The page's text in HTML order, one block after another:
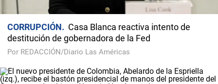
CORRUPCIÓN
Casa Blanca reactiva intento de
destitución de gobernadora de la Fed
Por REDACCIÓN/Diario Las Américas